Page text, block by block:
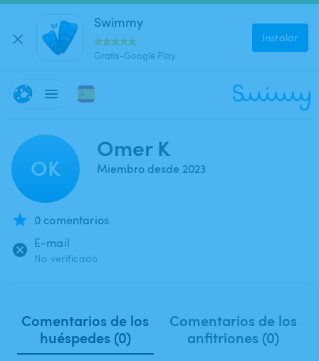
Swimmy
Gratis-Google Play
Instalar
OK
Omer K
Miembro desde 2023
0 comentarios
E-mail
No verificado
Comentarios de los
huéspedes (0)
Comentarios de los
anfitriones (0)